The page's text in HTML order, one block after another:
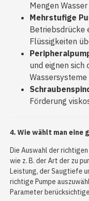
Mengen
Mehrstufige
Betriebsdrücke
Flüssigkeiten
und eignen sich
Förderung
4. Wie wählt man eine
Die Auswahl der
wie z. B. der Art der zu
Leistung, der Saugtiefe
richtige Pumpe
Parameter